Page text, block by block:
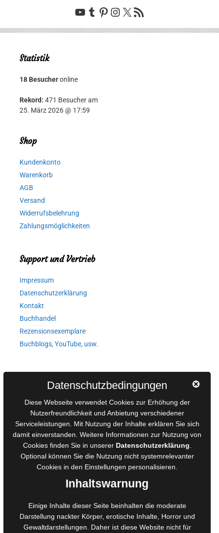
YouTube
Tumblr
Pinterest
Instagram
X RSS-Feed
Statistik
18 Besucheronline
Rekord: 471 Besucher am
25. März 2026 @ 17:59
Shop
Kundenkonto
Warenkorb
AGB
Versand
Widerrufsbelehrung
Zahlungsmöglichkeiten
Support und Vertrieb
Impressum
Datenschutzerklärung
Kontakt
Buchhandel
Rezensionsexemplare
Buchblogs, YouTube, usw.
AGB für Medienprojekte
Online-Artikel
Manuskripte einreichen
Ausschreibungen
Belegexemplare
Eigenbedarfsexemplare
Foto- und Bildbearbeitung
Fotorestauration
Datenschutzbedingungen
Diese Webseite verwendet Cookies zur Erhöhung der
Nutzerfreundlichkeit und Anbietung verschiedener
Serviceleistungen. Mit Nutzung der Inhalte erklären Sie sich
damit einverstanden. Weitere Informationen zur Nutzung von
Cookies finden Sie in unserer Datenschutzerklärung
Optional können Sie die Nutzung nicht systemrelevanter
Cookies in den Einstellungen personalisieren.
Inhaltswarnung
Einige Inhalte dieser Seite beinhalten die moderate
Darstellung nackter Körper, erotische Inhalte, Horror und
Gewaltdarstellungen. Daher ist diese Website nicht für